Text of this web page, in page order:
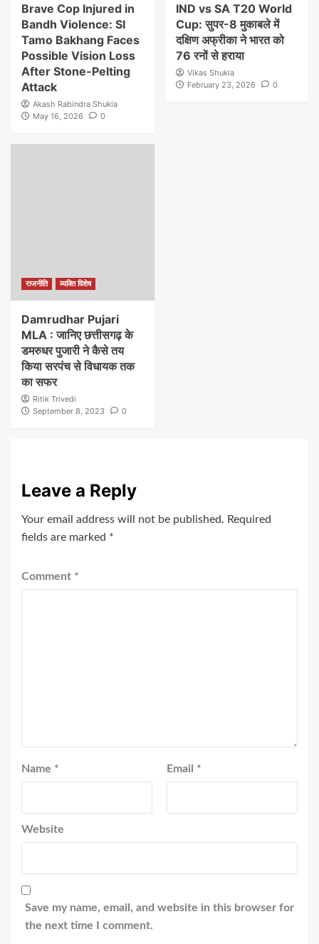
Brave Cop Injured in
Bandh Violence: SI
Tamo Bakhang Faces
Possible Vision Loss
After Stone-Pelting
Attack
Akash Rabindra Shukla
May 16, 2026
0
IND vs SA T20 World
Cup: सुपर-8 मुकाबले में
दक्षिण अफ्रीका ने भारत को
76 रनों से हराया
Vikas Shukla
February 23, 2026
0
राजनीति व्यक्ति विशेष
Damrudhar Pujari
MLA : जानिए छत्तीसगढ़ के
डमरुधर पुजारी ने कैसे तय
किया सरपंच से विधायक तक
का सफर
Ritik Trivedi
September 8, 2023
0
Leave a Reply
Your email address will not be published. Required
fields are marked *
Comment *
Name * Email *
Website
Save my name, email, and website in this browser for
the next time I comment.